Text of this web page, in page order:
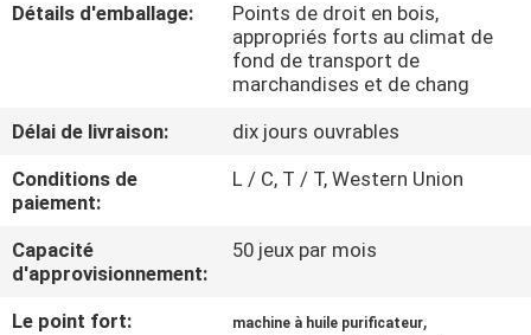
CONTRÔLE
CONTACTEZ-
NOUS
NOUVELLES
Détails d'emballage:
Points de droit en bois,
appropriés forts au climat de
fond de transport de
marchandises et de chang
Délai de livraison:
dix jours ouvrables
Conditions de
paiement:
L / C, T / T, Western Union
Capacité
d'approvisionnement:
50 jeux par mois
Le point fort: machine à huile purificateur,